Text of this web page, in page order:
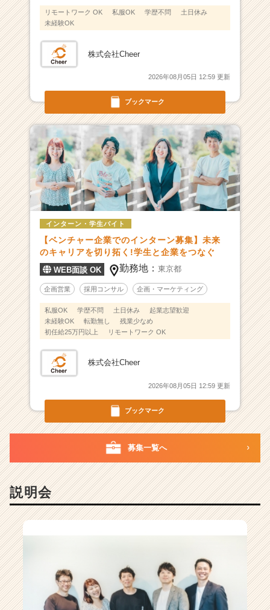
ブックマーク
リモートワーク OK 私服OK 学歴不問
土日休み
未経験OK
株式会社Cheer
2026年08月05日 12:59 更新
ブックマーク
インターン・学生バイト
【ベンチャー企業でのインターン募集】未来
のキャリアを切り拓く!学生と企業をつなぐ
WEB面談 OK 勤務地：東京都
企画営業 採用コンサル 企画・マーケティング
私服OK 学歴不問 土日休み
起業志望歓迎
未経験OK
転勤無し
残業少なめ
初任給25万円以上
リモートワーク OK
株式会社Cheer
2026年08月05日 12:59 更新
募集一覧へ
説明会